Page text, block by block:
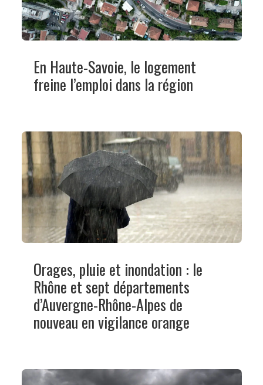
En Haute-Savoie, le logement
freine l’emploi dans la région
Orages, pluie et inondation : le
Rhône et sept départements
d’Auvergne-Rhône-Alpes de
nouveau en vigilance orange